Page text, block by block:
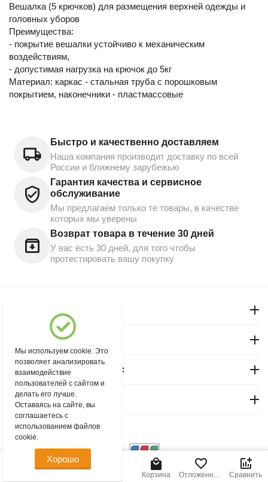
Вешалка (5 крючков) для размещения верхней одежды и
головных уборов
Преимущества:
- покрытие вешалки устойчиво к механическим
воздействиям,
- допустимая нагрузка на крючок до 5кг
Материал: каркас - стальная труба с порошковым
покрытием, наконечники - пластмассовые
Быстро и качественно доставляем
Наша компания производит доставку по всей
России и ближнему зарубежью
Гарантия качества и сервисное
обслуживание
Мы предлагаем только те товары, в качестве
которых мы уверены
Возврат товара в течение 30 дней
У вас есть 30 дней, для того чтобы
протестировать вашу покупку
Магазин "Северный"
Покупательский сервис
Контакты
© 2004 - 2026 msever.ru.
440.00 Р В корзину
Корзина
Отложенные
Сравнить
Мы используем cookie. Это
позволяет анализировать
взаимодействие
пользователей с сайтом и
делать его лучше.
Оставаясь на сайте, вы
соглашаетесь с
использованием файлов
cookie.
Хорошо